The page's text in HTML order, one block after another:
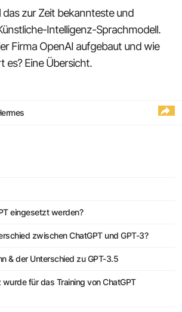
zur Zeit bekannteste und
Intelligenz-Sprachmodell.
Firma OpenAI aufgebaut und wie
es? Eine Übersicht.
eingesetzt werden?
zwischen ChatGPT und GPT-3?
& der Unterschied zu GPT-3.5
für das Training von ChatGPT